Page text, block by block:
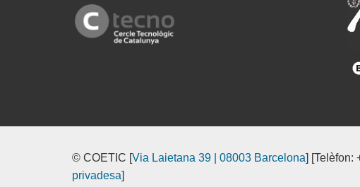
© COETIC [Via Laietana 39 | 08003 Barcelona] [Telèfon:
privadesa]